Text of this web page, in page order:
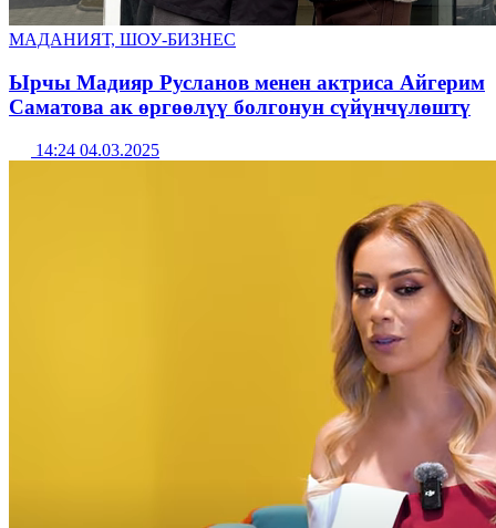
МАДАНИЯТ, ШОУ-БИЗНЕС
Ырчы Мадияр Русланов менен актриса Айгерим
Саматова ак өргөөлүү болгонун сүйүнчүлөштү
14:24 04.03.2025